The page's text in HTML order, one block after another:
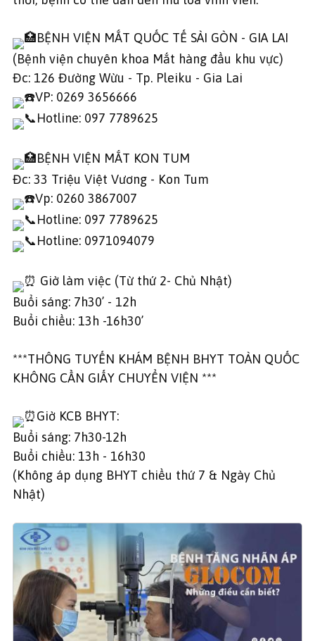
BỆNH VIỆN MẮT QUỐC TẾ SÀI GÒN - GIA LAI
(Bệnh viện chuyên khoa Mắt hàng đầu khu vực)
Đc: 126 Đường Wừu - Tp. Pleiku - Gia Lai
VP: 0269 3656666
Hotline: 097 7789625
BỆNH VIỆN MẮT KON TUM
Đc: 33 Triệu Việt Vương - Kon Tum
Vp: 0260 3867007
Hotline: 097 7789625
Hotline: 0971094079
Giờ làm việc (Từ thứ 2- Chủ Nhật)
Buổi sáng: 7h30’ - 12h
Buổi chiều: 13h -16h30’
***THÔNG TUYẾN KHÁM BỆNH BHYT TOÀN QUỐC
KHÔNG CẦN GIẤY CHUYỂN VIỆN ***
Giờ KCB BHYT:
Buổi sáng: 7h30-12h
Buổi chiều: 13h - 16h30
(Không áp dụng BHYT chiều thứ 7 & Ngày Chủ
Nhật)